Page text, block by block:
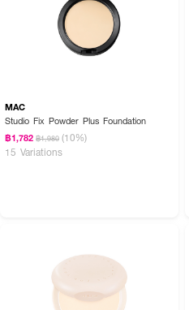
MAC
Studio Fix Powder Plus Foundation
฿1,782 ฿1,980 (10%)
15 Variations